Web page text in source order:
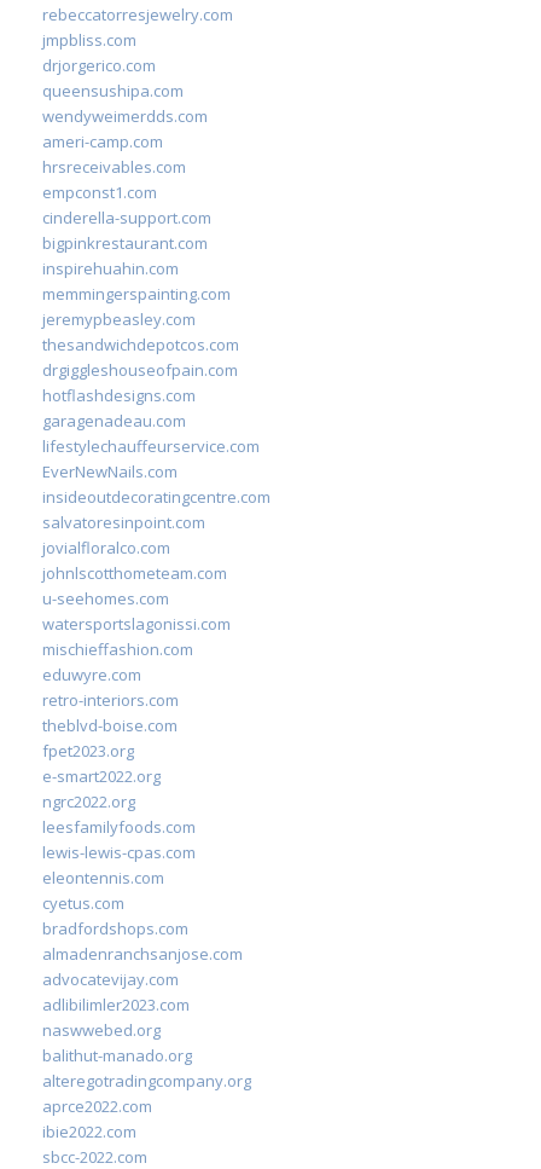
rebeccatorresjewelry.com
jmpbliss.com
drjorgerico.com
queensushipa.com
wendyweimerdds.com
ameri-camp.com
hrsreceivables.com
empconst1.com
cinderella-support.com
bigpinkrestaurant.com
inspirehuahin.com
memmingerspainting.com
jeremypbeasley.com
thesandwichdepotcos.com
drgiggleshouseofpain.com
hotflashdesigns.com
garagenadeau.com
lifestylechauffeurservice.com
EverNewNails.com
insideoutdecoratingcentre.com
salvatoresinpoint.com
jovialfloralco.com
johnlscotthometeam.com
u-seehomes.com
watersportslagonissi.com
mischieffashion.com
eduwyre.com
retro-interiors.com
theblvd-boise.com
fpet2023.org
e-smart2022.org
ngrc2022.org
leesfamilyfoods.com
lewis-lewis-cpas.com
eleontennis.com
cyetus.com
bradfordshops.com
almadenranchsanjose.com
advocatevijay.com
adlibilimler2023.com
naswwebed.org
balithut-manado.org
alteregotradingcompany.org
aprce2022.com
ibie2022.com
sbcc-2022.com